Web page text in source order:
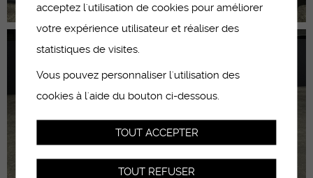
acceptez l'utilisation de cookies pour améliorer
votre expérience utilisateur et réaliser des
statistiques de visites.
Vous pouvez personnaliser l'utilisation des
cookies à l'aide du bouton ci-dessous.
TOUT ACCEPTER
TOUT REFUSER